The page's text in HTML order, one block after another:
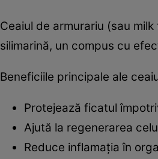
Ceaiul de armurariu (sau
silimarină, un compus cu
Beneficiile principale ale
Protejează ficatul
Ajută la regenerarea
Reduce inflamația în